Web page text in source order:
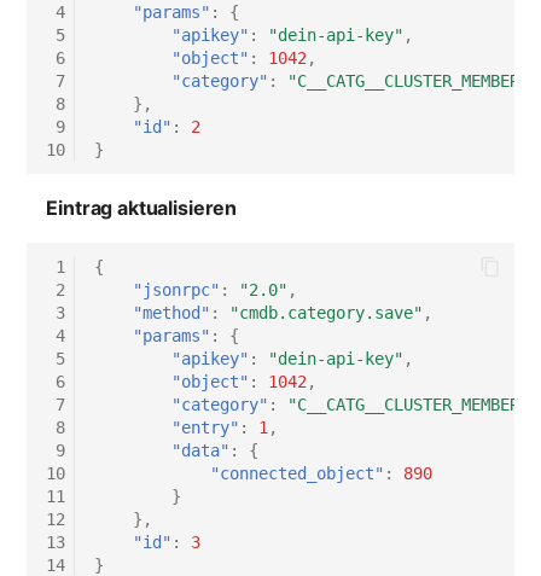
Unterbrechungsfreie
Stromversorgung
Verstärker
Virtueller Client
Virtueller Host
Virtueller Server
VoIP-Telefon
VRRP
4
5
6
7
8
9
10
"params" :
{
"apikey" : "dein-api-key" ,
"object" : 1042 ,
"category" :
},
"id" :
2
}
Eintrag aktualisieren
1
2
3
4
5
6
7
8
9
10
11
12
13
14
{
"jsonrpc" : "2.0" ,
"method" : "cmdb.category.save" ,
"params" :
{
"apikey" : "dein-api-key" ,
"object" : 1042 ,
"category" :
"entry" : 1 ,
"data" :
{
"connected_object" :
890
}
},
"id" :
3
}